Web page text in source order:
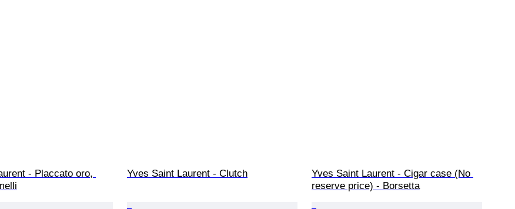
- Placcato oro,
Yves Saint Laurent - Clutch
Yves Saint Laurent - Cigar case (No
reserve price) - Borsetta